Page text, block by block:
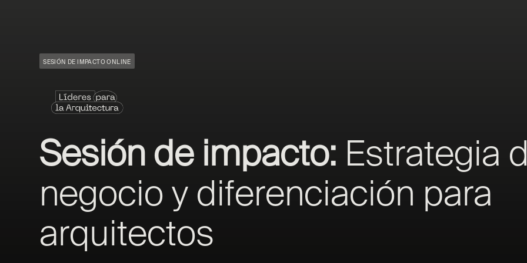
Sesión de impacto: Estrategia
negocio y diferenciación para
arquitectos
SESIÓN DE IMPACTO ONLINE